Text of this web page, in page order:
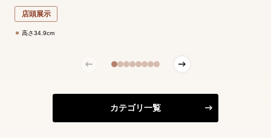
店頭展示
高さ34.9cm
カテゴリ一覧